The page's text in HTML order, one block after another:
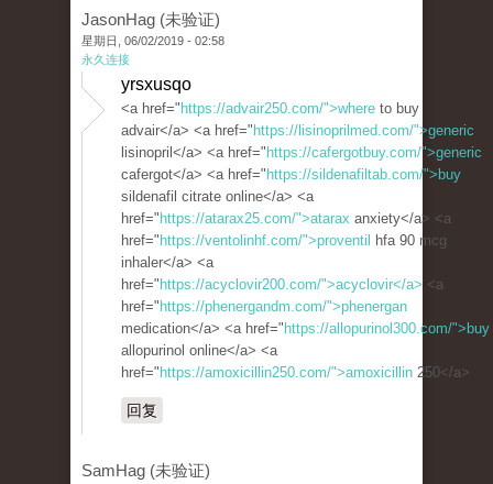
JasonHag (未验证)
星期日, 06/02/2019 - 02:58
永久连接
yrsxusqo
<a href=" https://advair250.com/">where to buy
advair</a> <a href=" https://lisinoprilmed.com/">generic
lisinopril</a> <a href=" https://cafergotbuy.com/">generic
cafergot</a> <a href=" https://sildenafiltab.com/">buy
sildenafil citrate online</a> <a
href=" https://atarax25.com/">atarax anxiety</a> <a
href=" https://ventolinhf.com/">proventil
hfa 90 mcg
inhaler</a> <a
href=" https://acyclovir200.com/">acyclovir</a> <a
href=" https://phenergandm.com/">phenergan
medication</a> <a href=" https://allopurinol300.com/">buy
allopurinol online</a> <a
href=" https://amoxicillin250.com/">amoxicillin 250</a>
回复
SamHag (未验证)